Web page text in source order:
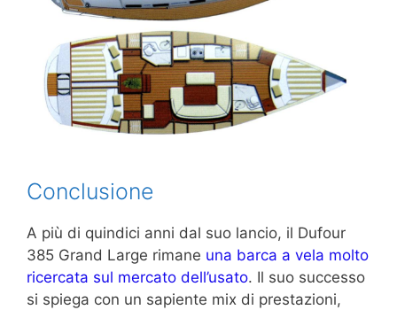
Conclusione
A più di quindici anni dal suo lancio, il Dufour
385 Grand Large rimane una barca a vela molto
ricercata sul mercato dell’usato. Il suo successo
si spiega con un sapiente mix di prestazioni,